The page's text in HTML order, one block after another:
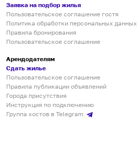
Заявка на подбор жилья
Пользовательское соглашение гостя
Политика обработки персональных данных
Правила бронирования
Пользовательское соглашение
Арендодателям
Сдать жилье
Пользовательское соглашение
Правила публикации объявлений
Города присутствия
Инструкция по подключению
Группа хостов в Telegram